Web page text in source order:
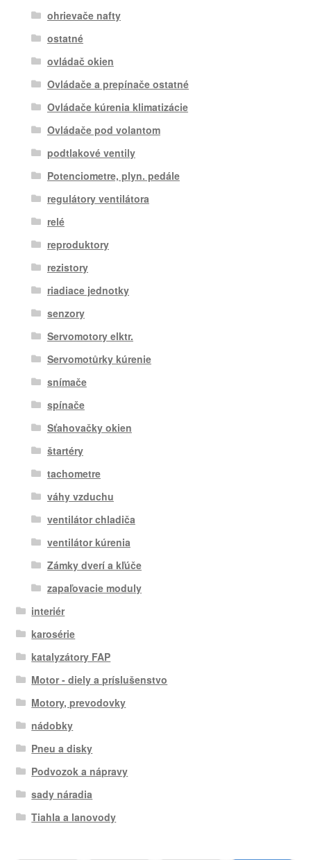
ohrievače nafty
ostatné
ovládač okien
Ovládače a prepínače ostatné
Ovládače kúrenia klimatizácie
Ovládače pod volantom
podtlakové ventily
Potenciometre, plyn. pedále
regulátory ventilátora
relé
reproduktory
rezistory
riadiace jednotky
senzory
Servomotory elktr.
Servomotůrky kúrenie
snímače
spínače
Sťahovačky okien
štartéry
tachometre
váhy vzduchu
ventilátor chladiča
ventilátor kúrenia
Zámky dverí a kľúče
zapaľovacie moduly
interiér
karosérie
katalyzátory FAP
Motor - diely a príslušenstvo
Motory, prevodovky
nádobky
Pneu a disky
Podvozok a nápravy
sady náradia
Tiahla a lanovody